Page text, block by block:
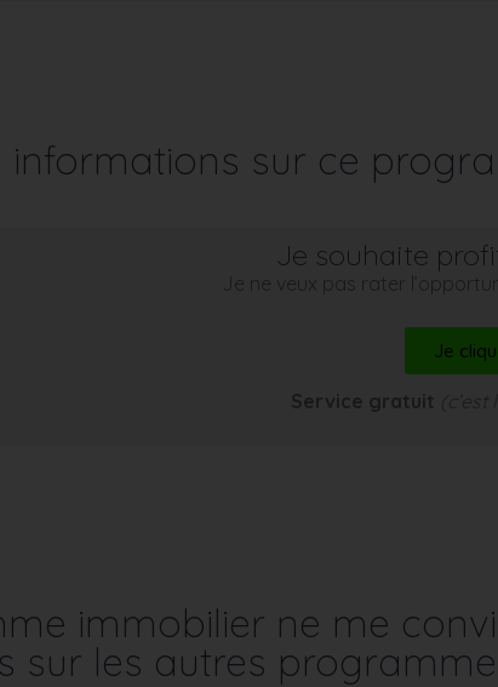
informations sur ce
Je souhaite
Je ne veux pas rater
Je
Service gratuit
immobilier ne me
sur les autres